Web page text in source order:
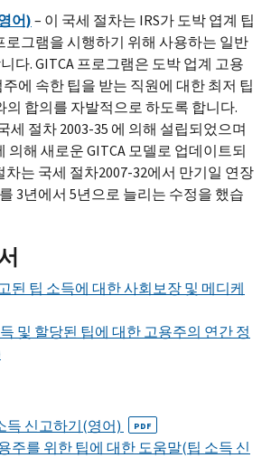
어)– 이 국세 절차는 IRS가 도박 엽계 팁
로그램을 시행하기 위해 사용하는 일반
다. GITCA 프로그램은 도박 업계 고용
에 속한 팁을 받는 직원에 대한 최저 팁
의 합의를 자발적으로 하도록 합니다.
세 절차 2003-35 에 의해 설립되었으며
의해 새로운 GITCA 모델로 업데이트되
차는 국세 절차2007-32에서 만기일 연장
3년에서 5년으로 늘리는 수정을 했습
된 팁 소득에 대한 사회보장 및 메디케
및 할당된 팁에 대한 고용주의 연간 정
득 신고하기(영어) PDF
주를 위한 팁에 대한 도움말(팁 소득 신